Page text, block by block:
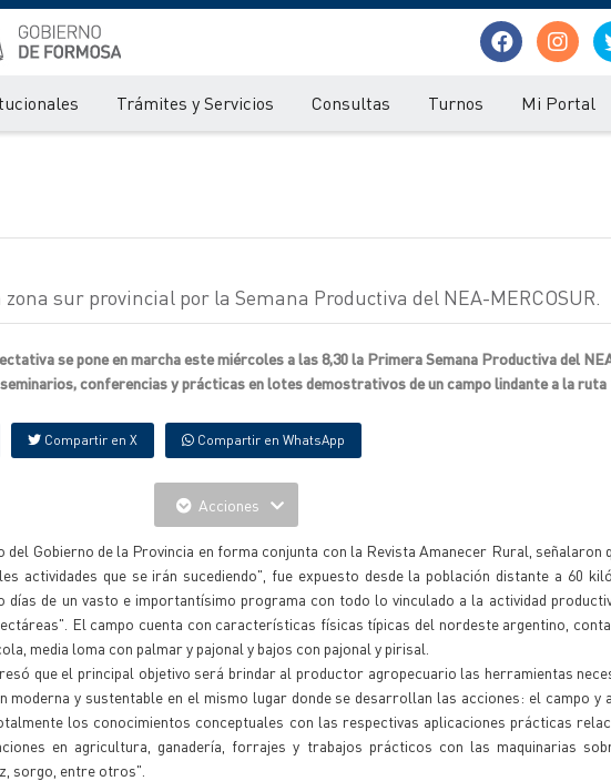
Trámites y Servicios Consultas Turnos Mi Portal
sur provincial por la Semana Productiva del NEA-MERCOSUR.
se pone en marcha este miércoles a las 8,30 la Primera Semana Productiva del
conferencias y prácticas en lotes demostrativos de un campo lindante a la ruta
Compartir en X Compartir en WhatsApp
Acciones
del Gobierno de la Provincia en forma conjunta con la Revista Amanecer Rural, señalaron
actividades que se irán sucediendo", fue expuesto desde la población distante a 60
días de un vasto e importantísimo programa con todo lo vinculado a la actividad
El campo cuenta con características físicas típicas del nordeste argentino,
media loma con palmar y pajonal y bajos con pajonal y pirisal.
que el principal objetivo será brindar al productor agropecuario las herramientas
moderna y sustentable en el mismo lugar donde se desarrollan las acciones: el campo y
los conocimientos conceptuales con las respectivas aplicaciones prácticas
en agricultura, ganadería, forrajes y trabajos prácticos con las maquinarias
sorgo, entre otros".